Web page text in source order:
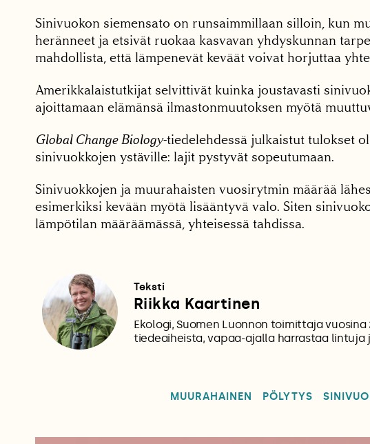
Sinivuokon siemensato on runsaimmillaan silloin, kun
heränneet ja etsivät ruokaa kasvavan yhdyskunnan
mahdollista, että lämpenevät keväät voivat horjuttaa
Amerikkalaistutkijat selvittivät kuinka joustavasti
ajoittamaan elämänsä ilmastonmuutoksen myötä
Global Change Biology-tiedelehdessä julkaistut tulokset
sinivuokkojen ystäville: lajit pystyvät sopeutumaan.
Sinivuokkojen ja muurahaisten vuosirytmin määrää
esimerkiksi kevään myötä lisääntyvä valo. Siten
lämpötilan määräämässä, yhteisessä tahdissa.
Teksti
Riikka Kaartinen
Ekologi, Suomen Luonnon toimittaja
tiedeaiheista, vapaa-ajalla harrastaa lintuja
MUURAHAINEN PÖLYTYS